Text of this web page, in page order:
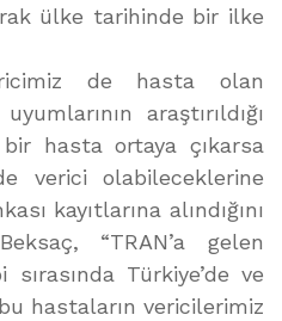
ülke tarihinde bir ilke
de hasta olan
araştırıldığı
hasta ortaya çıkarsa
verici olabileceklerine
kayıtlarına alındığını
“TRAN’a gelen
Türkiye’de ve
hastaların vericilerimiz